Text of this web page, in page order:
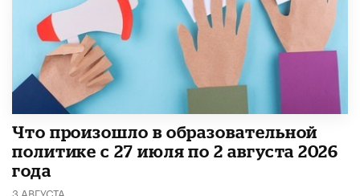
​Что произошло в образовательной
политике с 27 июля по 2 августа 2026
года
3 АВГУСТА